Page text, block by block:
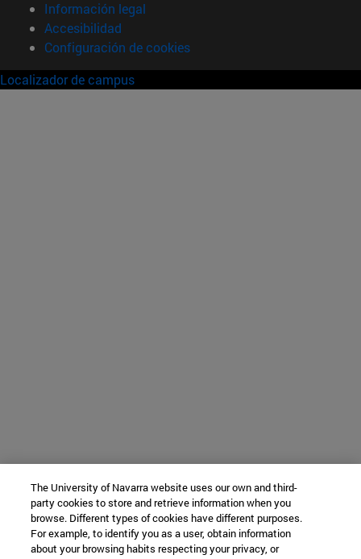
Información legal
Accesibilidad
Configuración de cookies
Localizador de campus
The University of Navarra website uses our own and third-
party cookies to store and retrieve information when you
browse. Different types of cookies have different purposes.
For example, to identify you as a user, obtain information
about your browsing habits respecting your privacy, or